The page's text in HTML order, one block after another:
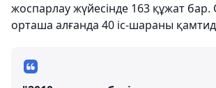
жоспарлау жүйесінде 163 құжат
орташа алғанда 40 іс-шараны